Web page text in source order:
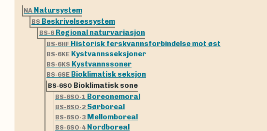
NA Natursystem
BS Beskrivelsessystem
BS-6 Regional naturvariasjon
BS-6HF Historisk ferskvannsforbindelse mot øst
BS-6KE Kystvannsseksjoner
BS-6KS Kystvannssoner
BS-6SE Bioklimatisk seksjon
BS-6SO Bioklimatisk sone
BS-6SO-1 Boreonemoral
BS-6SO-2 Sørboreal
BS-6SO-3 Mellomboreal
BS-6SO-4 Nordboreal